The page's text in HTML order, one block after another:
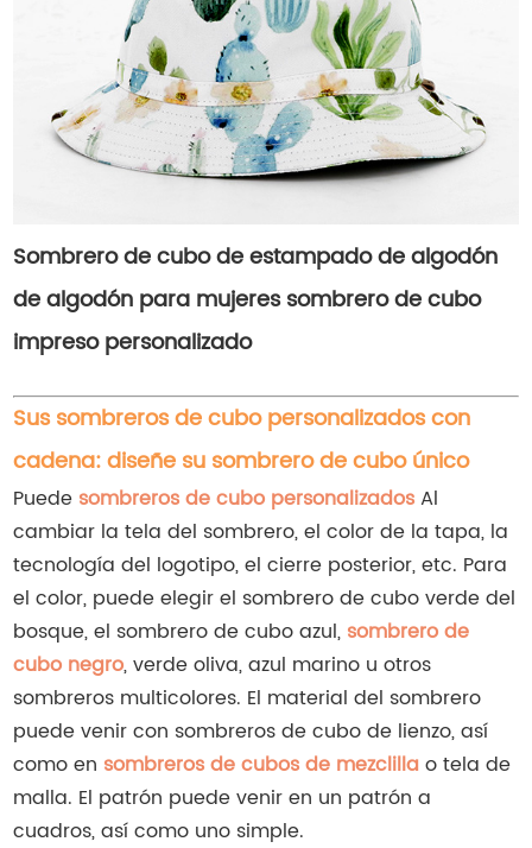
Sombrero de cubo de estampado de algodón
de algodón para mujeres sombrero de cubo
impreso personalizado
Sus sombreros de cubo personalizados con
cadena: diseñe su sombrero de cubo único
Puede sombreros de cubo personalizadosAl
cambiar la tela del sombrero, el color de la tapa, la
tecnología del logotipo, el cierre posterior, etc. Para
el color, puede elegir el sombrero de cubo verde del
bosque, el sombrero de cubo azul, sombrero de
cubo negro, verde oliva, azul marino u otros
sombreros multicolores. El material del sombrero
puede venir con sombreros de cubo de lienzo, así
como en sombreros de cubos de mezclillao tela de
malla. El patrón puede venir en un patrón a
cuadros, así como uno simple.